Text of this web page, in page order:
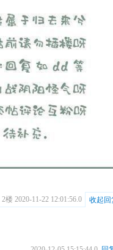
收起回
2楼 2020-11-22 12:01:56.0